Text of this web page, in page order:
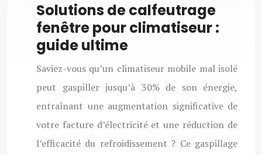
Solutions de calfeutrage
fenêtre pour climatiseur :
guide ultime
Saviez-vous qu’un climatiseur mobile mal isolé
peut gaspiller jusqu’à 30% de son énergie,
entraînant une augmentation significative de
votre facture d’électricité et une réduction de
l’efficacité du refroidissement ? Ce gaspillage